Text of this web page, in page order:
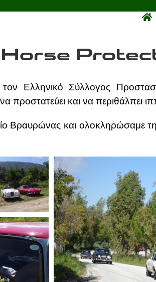
τον Ελληνικό Σύλλογος
και να περιθάλπει
Βραυρώνας και ολοκληρώσαμε